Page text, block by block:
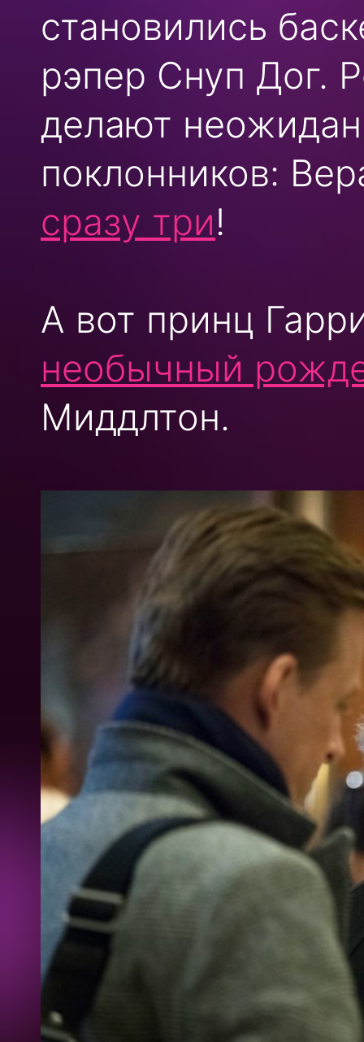
становились
рэпер Снуп Дог.
делают
поклонников:
сразу три!
А вот принц
необычный
Миддлтон.